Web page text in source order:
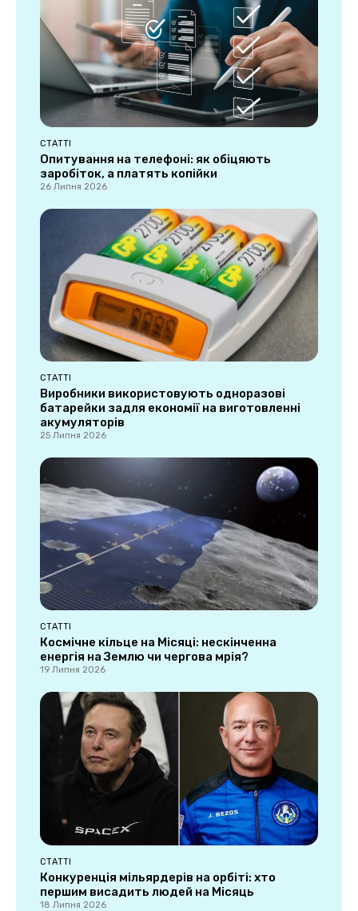
СТАТТІ
Опитування на телефоні: як обіцяють
заробіток, а платять копійки
26 Липня 2026
СТАТТІ
Виробники використовують одноразові
батарейки задля економії на виготовленні
акумуляторів
25 Липня 2026
СТАТТІ
Космічне кільце на Місяці: нескінченна
енергія на Землю чи чергова мрія?
19 Липня 2026
СТАТТІ
Конкуренція мільярдерів на орбіті: хто
першим висадить людей на Місяць
18 Липня 2026